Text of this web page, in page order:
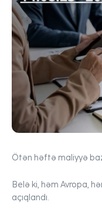
Ötən həftə maliyyə
Belə ki, həm Avropa,
açıqlandı.